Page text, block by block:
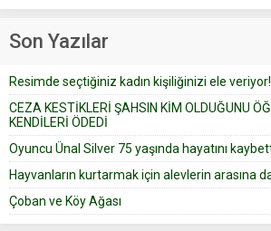
Son Yazılar
Resimde seçtiğiniz kadın kişiliğinizi ele veriyor!
CEZA KESTİKLERİ ŞAHSIN KİM OLDUĞUNU
KENDİLERİ ÖDEDİ
Oyuncu Ünal Silver 75 yaşında hayatını
Hayvanların kurtarmak için alevlerin arasına
Çoban ve Köy Ağası